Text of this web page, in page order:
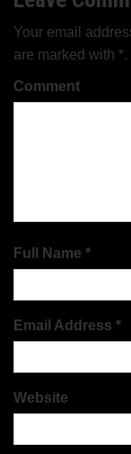
Your email
are marked with *.
Comment
Full Name *
Email Address *
Website